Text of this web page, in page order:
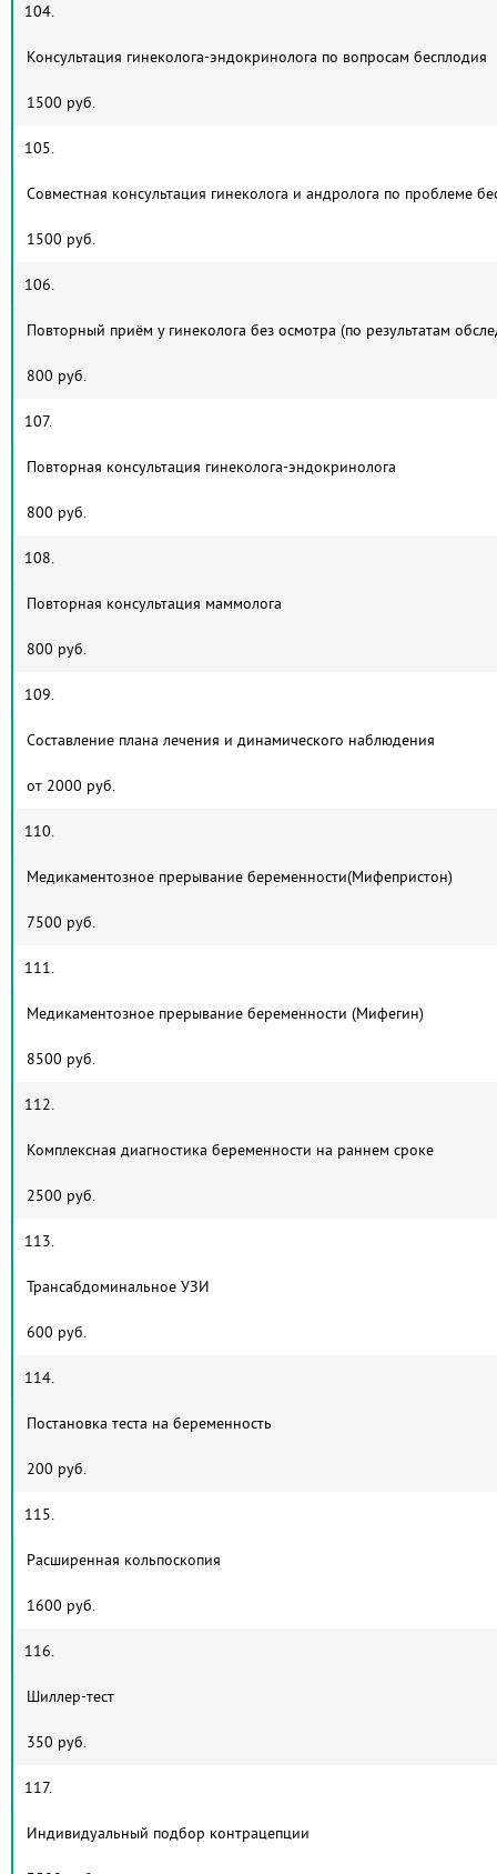
104.
Консультация гинеколога-эндокринолога по вопросам бесплодия
1500 руб.
105.
Совместная консультация гинеколога и андролога по проблеме
1500 руб.
106.
Повторный приём у гинеколога без осмотра (по результатам
800 руб.
107.
Повторная консультация гинеколога-эндокринолога
800 руб.
108.
Повторная консультация маммолога
800 руб.
109.
Составление плана лечения и динамического наблюдения
от 2000 руб.
110.
Медикаментозное прерывание беременности(Мифепристон)
7500 руб.
111.
Медикаментозное прерывание беременности (Мифегин)
8500 руб.
112.
Комплексная диагностика беременности на раннем сроке
2500 руб.
113.
Трансабдоминальное УЗИ
600 руб.
114.
Постановка теста на беременность
200 руб.
115.
Расширенная кольпоскопия
1600 руб.
116.
Шиллер-тест
350 руб.
117.
Индивидуальный подбор контрацепции